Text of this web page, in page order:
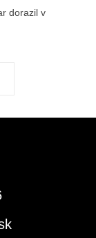
dorazil v